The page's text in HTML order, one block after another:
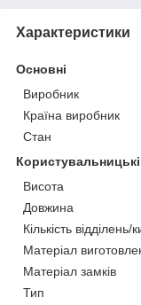
Характеристики
Основні
Виробник
Країна виробник
Стан
Висота
Довжина
Кількість
Матеріал
Матеріал замків
Тип